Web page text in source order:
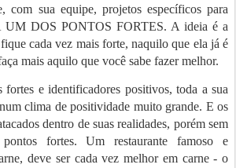
com sua equipe, projetos específicos para
DOS PONTOS FORTES. A ideia é a
cada vez mais forte, naquilo que ela já é
mais aquilo que você sabe fazer melhor.
fortes e identificadores positivos, toda a sua
clima de positividade muito grande. E os
dentro de suas realidades, porém sem
fortes. Um restaurante famoso e
deve ser cada vez melhor em carne - o